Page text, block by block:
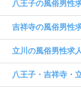
八王子の風俗男性
吉祥寺の風俗男性
立川の風俗男性求
八王子・吉祥寺・